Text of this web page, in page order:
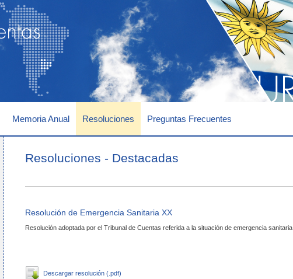
Memoria Anual Resoluciones Preguntas Frecuentes
Resoluciones - Destacadas
Resolución de Emergencia Sanitaria XX
Resolución adoptada por el Tribunal de Cuentas referida a la situación de emergencia sanitaria.
Descargar resolución (.pdf)